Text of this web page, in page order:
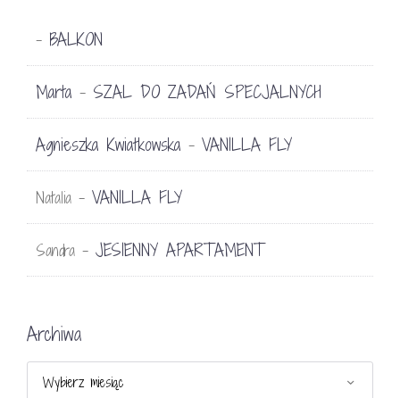
- BALKON
Marta - SZAL DO ZADAŃ SPECJALNYCH
Agnieszka Kwiatkowska - VANILLA FLY
Natalia - VANILLA FLY
Sandra - JESIENNY APARTAMENT
Archiwa